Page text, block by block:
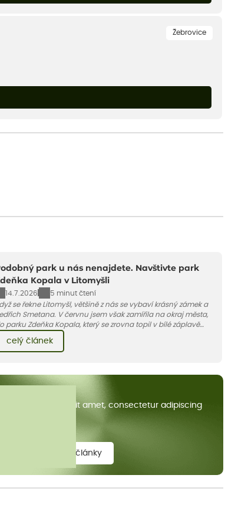
Žebrovice
park u nás nenajdete. Navštivte park
Kopala v Litomyšli
14.7.2026
5 minut čtení
se řekne Litomyšl, většině z nás se vybaví krásný zámek a
Smetana. V červnu jsem však zamířila na okraj města,
parku Zdeňka Kopala, který se zrovna topil v bílé záplavě
kopretin. Fotky řeknou víc než slova, přidávám k
pár řádků o tom, jak tento jedinečný kus krajiny vznikl.
celý článek
ipsum dolor sit amet, consectetur adipiscing
zobrazit všechny články